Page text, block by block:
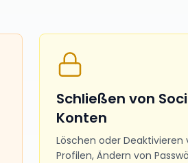
Schließen von
Konten
Löschen oder
Profilen, Ändern von